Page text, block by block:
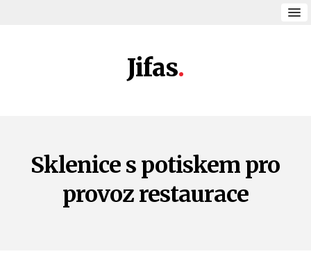
Jifas
Sklenice s potiskem pro
provoz restaurace